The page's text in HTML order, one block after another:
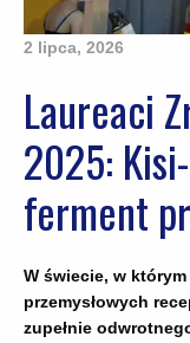
2 lipca, 2026
Laureaci
2025:
ferment
W świecie, w
przemysłowych
zupełnie